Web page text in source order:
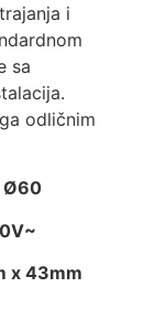
i
sa
odličnim
Ø60
x 43mm